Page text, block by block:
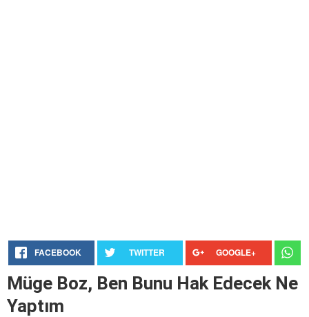
FACEBOOK TWITTER GOOGLE+
Müge Boz, Ben Bunu Hak Edecek Ne
Yaptım